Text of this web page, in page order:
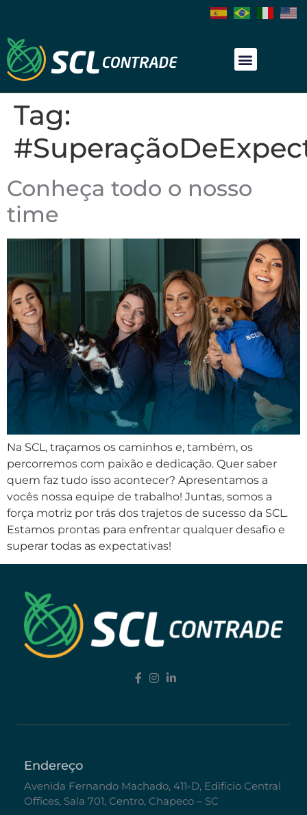
Tag:
Conheça todo o nosso
time
Na SCL, traçamos os caminhos e, também, os
percorremos com paixão e dedicação. Quer saber
quem faz tudo isso acontecer? Apresentamos a
vocês nossa equipe de trabalho! Juntas, somos a
força motriz por trás dos trajetos de sucesso da SCL.
Estamos prontas para enfrentar qualquer desafio e
superar todas as expectativas!
Endereço
Avenida Fernando Machado, 411-D, Edificio Central
Offices, Sala 701, Centro, Chapeco – SC